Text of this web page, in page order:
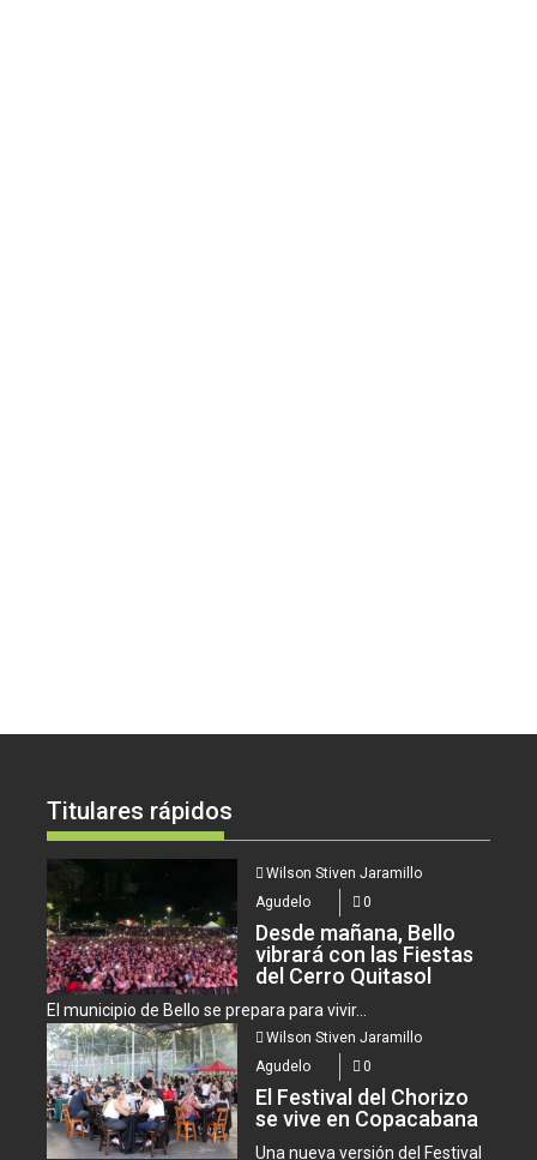
Titulares rápidos
Wilson Stiven Jaramillo
Agudelo
0
Desde mañana, Bello
vibrará con las Fiestas
del Cerro Quitasol
El municipio de Bello se prepara para vivir...
Wilson Stiven Jaramillo
Agudelo
0
El Festival del Chorizo
se vive en Copacabana
Una nueva versión del Festival